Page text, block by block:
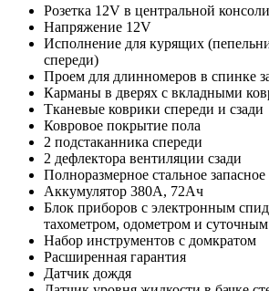
Розетка 12V в центральной
Напряжение 12V
Исполнение для курящих
спереди)
Проем для длинномеров в спинке
Карманы в дверях с вкладными
Тканевые коврики спереди и сзади
Ковровое покрытие пола
2 подстаканника спереди
2 дефлектора вентиляции сзади
Полноразмерное стальное запасное
Аккумулятор 380А, 72Ач
Блок приборов с электронным
тахометром, одометром и
Набор инструментов с домкратом
Расширенная гарантия
Датчик дождя